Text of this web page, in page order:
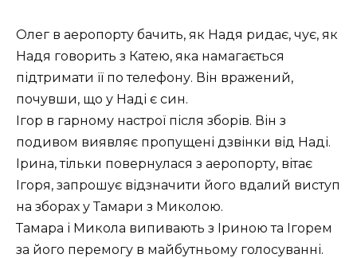
Олег в аеропорту бачить, як Надя ридає, чує, як
Надя говорить з Катею, яка намагається
підтримати її по телефону. Він вражений,
почувши, що у Наді є син.
Ігор в гарному настрої після зборів. Він з
подивом виявляє пропущені дзвінки від Наді.
Ірина, тільки повернулася з аеропорту, вітає
Ігоря, запрошує відзначити його вдалий виступ
на зборах у Тамари з Миколою.
Тамара і Микола випивають з Іриною та Ігорем
за його перемогу в майбутньому голосуванні.